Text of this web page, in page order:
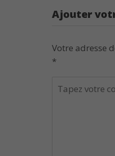
Ajouter
Votre adresse
*